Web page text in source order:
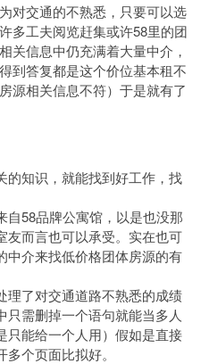
对交通的不熟悉，只要可以选
多工夫阅览赶集或许58里的团
关信息中仍充满着大量中介，
到答复都是这个价位基本租不
源相关信息不符）于是就有了
的知识，就能找到好工作，找
自58品牌公寓馆，以是也没那
友而言也可以承受。实在也可
中介来找低价格团体房源的有
理了对交通道路不熟悉的成绩
需删掉一个语句就能当多人
只能给一个人用）假如是直接
个页面比拟好。